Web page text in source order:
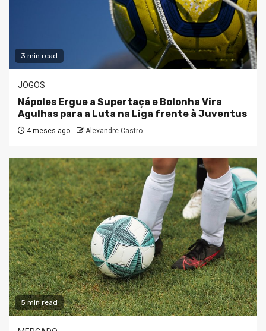
3 min read
JOGOS
Nápoles Ergue a Supertaça e Bolonha Vira
Agulhas para a Luta na Liga frente à Juventus
4 meses ago Alexandre Castro
5 min read